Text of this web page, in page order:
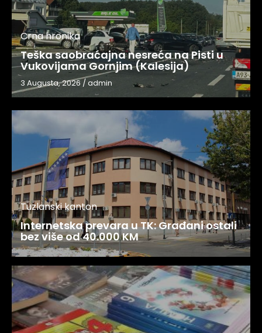
Crna hronika
Teška saobraćajna nesreća na Pisti u
Vukovijama Gornjim (Kalesija)
3 Augusta, 2026 / admin
Tuzlanski kanton
Internetska prevara u TK: Građani ostali
bez više od 40.000 KM